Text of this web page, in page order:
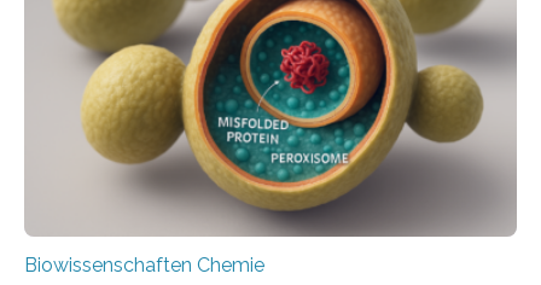
Biowissenschaften Chemie